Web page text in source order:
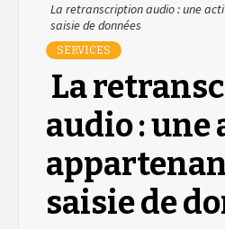
La retranscription audio : une
saisie de données
SERVICES
La
audio :
saisie de